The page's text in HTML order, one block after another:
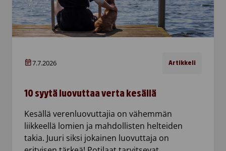
7.7.2026 Artikkeli
10 syytä luovuttaa verta kesällä
Kesällä verenluovuttajia on vähemmän
liikkeellä lomien ja mahdollisten helteiden
takia. Juuri siksi jokainen luovuttaja on